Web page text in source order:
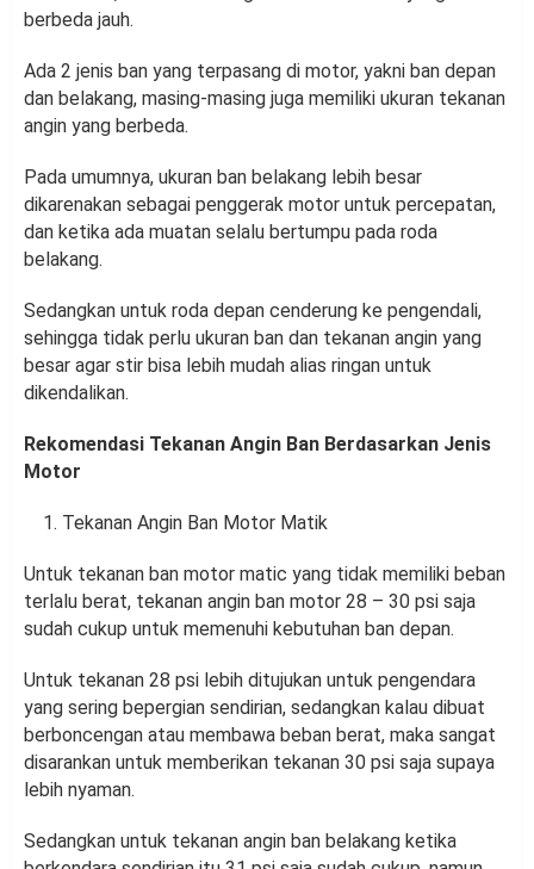
berbeda jauh.
Ada 2 jenis ban yang terpasang di motor, yakni ban depan
dan belakang, masing-masing juga memiliki ukuran tekanan
angin yang berbeda.
Pada umumnya, ukuran ban belakang lebih besar
dikarenakan sebagai penggerak motor untuk percepatan,
dan ketika ada muatan selalu bertumpu pada roda
belakang.
Sedangkan untuk roda depan cenderung ke pengendali,
sehingga tidak perlu ukuran ban dan tekanan angin yang
besar agar stir bisa lebih mudah alias ringan untuk
dikendalikan.
Rekomendasi Tekanan Angin Ban Berdasarkan Jenis
Motor
Tekanan Angin Ban Motor Matik
Untuk tekanan ban motor matic yang tidak memiliki beban
terlalu berat, tekanan angin ban motor 28 – 30 psi saja
sudah cukup untuk memenuhi kebutuhan ban depan.
Untuk tekanan 28 psi lebih ditujukan untuk pengendara
yang sering bepergian sendirian, sedangkan kalau dibuat
berboncengan atau membawa beban berat, maka sangat
disarankan untuk memberikan tekanan 30 psi saja supaya
lebih nyaman.
Sedangkan untuk tekanan angin ban belakang ketika